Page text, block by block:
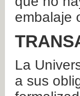
embalaje
La
a sus